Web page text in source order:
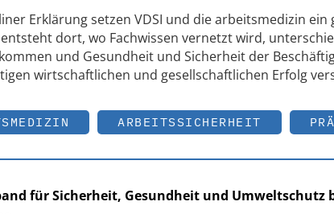
Erklärung setzen VDSI und die arbeitsmedizin ein
dort, wo Fachwissen vernetzt wird,
und Gesundheit und Sicherheit der
wirtschaftlichen und gesellschaftlichen Erfolg
ARBEITSSICHERHEIT
für Sicherheit, Gesundheit und Umweltschutz